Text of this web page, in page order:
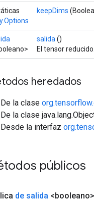
keepDims
salida ()
El tensor reducido.
heredados
De la clase
De la clase
Desde la interfaz
públicos
de salida <booleano>